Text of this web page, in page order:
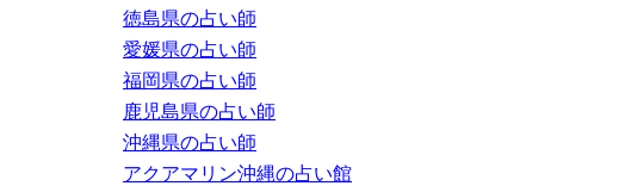
徳島県の占い師
愛媛県の占い師
福岡県の占い師
鹿児島県の占い師
沖縄県の占い師
アクアマリン沖縄の占い館